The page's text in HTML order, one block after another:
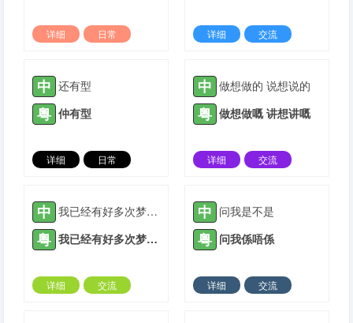
详细
日常
详细
交流
中 还有型
粤 仲有型
详细
日常
中 做想做的 说想说的
粤 做想做嘅 讲想讲嘅
详细
交流
中 我已经有好多次梦到你在我家
粤 我已经有好多次梦到你喺我家
详细
交流
中 问我是不是
粤 问我係唔係
详细
交流